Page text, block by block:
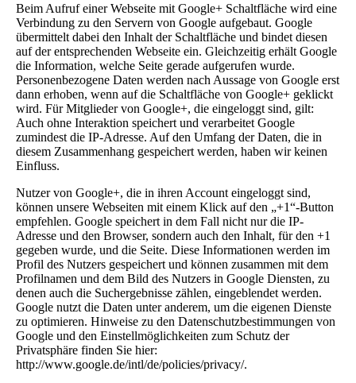
Beim Aufruf einer Webseite mit Google+ Schaltfläche wird eine
Verbindung zu den Servern von Google aufgebaut. Google
übermittelt dabei den Inhalt der Schaltfläche und bindet diesen
auf der entsprechenden Webseite ein. Gleichzeitig erhält Google
die Information, welche Seite gerade aufgerufen wurde.
Personenbezogene Daten werden nach Aussage von Google erst
dann erhoben, wenn auf die Schaltfläche von Google+ geklickt
wird. Für Mitglieder von Google+, die eingeloggt sind, gilt:
Auch ohne Interaktion speichert und verarbeitet Google
zumindest die IP-Adresse. Auf den Umfang der Daten, die in
diesem Zusammenhang gespeichert werden, haben wir keinen
Einfluss.
Nutzer von Google+, die in ihren Account eingeloggt sind,
können unsere Webseiten mit einem Klick auf den „+1“-Button
empfehlen. Google speichert in dem Fall nicht nur die IP-
Adresse und den Browser, sondern auch den Inhalt, für den +1
gegeben wurde, und die Seite. Diese Informationen werden im
Profil des Nutzers gespeichert und können zusammen mit dem
Profilnamen und dem Bild des Nutzers in Google Diensten, zu
denen auch die Suchergebnisse zählen, eingeblendet werden.
Google nutzt die Daten unter anderem, um die eigenen Dienste
zu optimieren. Hinweise zu den Datenschutzbestimmungen von
Google und den Einstellmöglichkeiten zum Schutz der
Privatsphäre finden Sie hier:
http://www.google.de/intl/de/policies/privacy/.